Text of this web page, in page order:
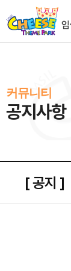
커뮤니티
공지사항
[ 공지 ]